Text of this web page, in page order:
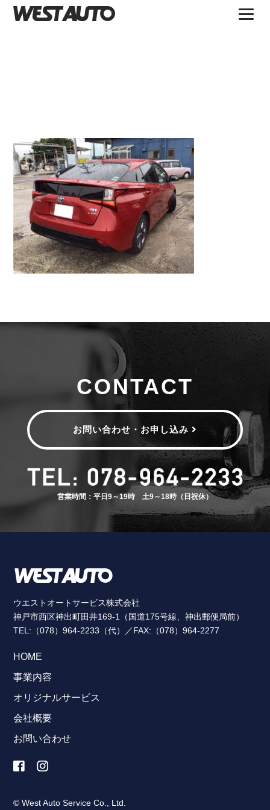
CONTACT
お問い合わせ・お申し込み
営業時間：平日9～19時 土9～18時（日祝休）
ウエストオートサービス株式会社
神戸市西区神出町田井169-1（国道175号線、神出郵便局前）
TEL:（078）964-2233（代）／FAX:（078）964-2277
HOME
事業内容
オリジナルサービス
会社概要
お問い合わせ
© West Auto Service Co., Ltd.